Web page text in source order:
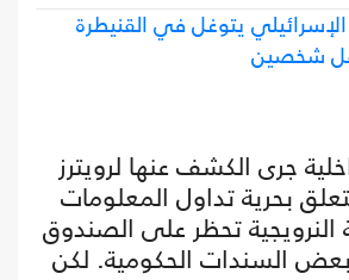
يتوغل في القنيطرة
شخصين
جرى الكشف عنها لرويترز
بحرية تداول المعلومات
النرويجية تحظر على الصندوق
السندات الحكومية. لكن